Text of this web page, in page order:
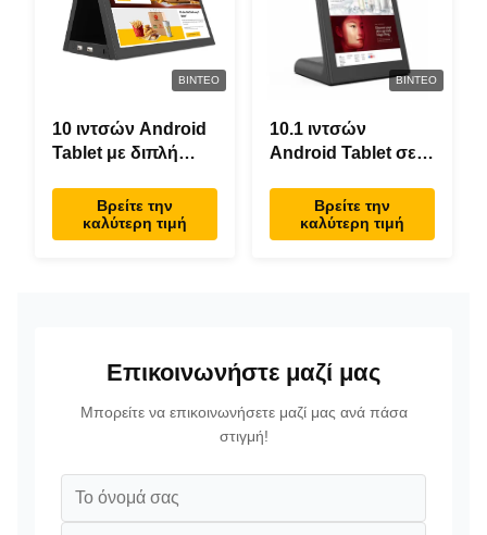
ΒΊΝΤΕΟ
10 ιντσών Android
Tablet με διπλή
Desktop POE
Advertising Tablet
Βρείτε την
καλύτερη τιμή
ΒΊΝΤΕΟ
10.1 ιντσών
Android Tablet σε
εργασίας
Android8.1 RK3288
Βρείτε την
καλύτερη τιμή
Επικοινωνήστε μαζί μας
Μπορείτε να επικοινωνήσετε μαζί μας ανά πάσα
στιγμή!